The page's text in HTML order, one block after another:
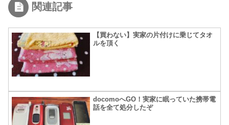
関連記事
【買わない】実家の片付けに乗じてタオ
ルを頂く
docomoへGO！実家に眠っていた携帯電
話を全て処分したぞ